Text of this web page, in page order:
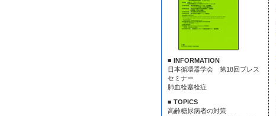
■ INFORMATION
日本循環器学会 第18回プレス
セミナー
肺血栓塞栓症
■ TOPICS
高齢糖尿病者の対策